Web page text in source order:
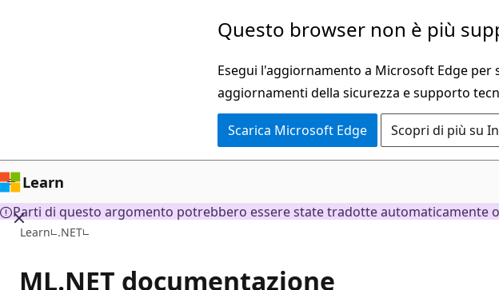
Questo browser non è più
Esegui l'aggiornamento a Microsoft Edge
aggiornamenti della sicurezza e supporto
Scarica Microsoft Edge Scopri di più su
Learn
Parti di questo argomento potrebbero essere state tradotte automaticamente
Learn .NET
ML.NET documentazione